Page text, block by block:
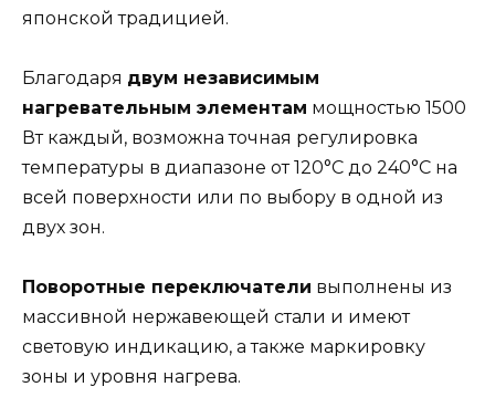
японской традицией.
Благодаря двум независимым
нагревательным элементам мощностью 1500
Вт каждый, возможна точная регулировка
температуры в диапазоне от 120°C до 240°C на
всей поверхности или по выбору в одной из
двух зон.
Поворотные переключатели выполнены из
массивной нержавеющей стали и имеют
световую индикацию, а также маркировку
зоны и уровня нагрева.